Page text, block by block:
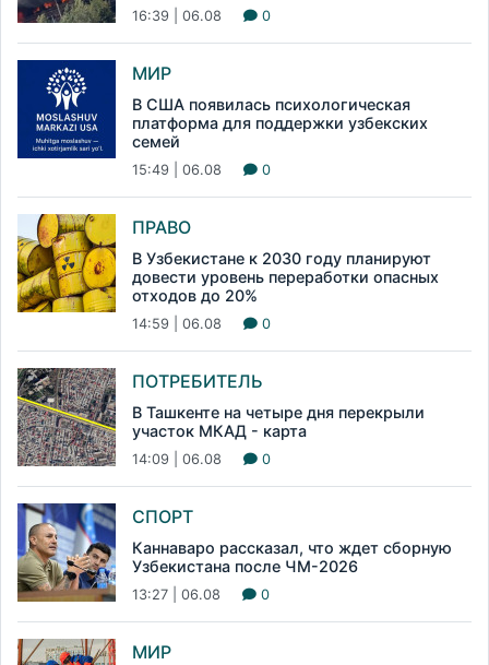
16:39 | 06.08 0
МИР
В США появилась психологическая
платформа для поддержки узбекских
семей
15:49 | 06.08 0
ПРАВО
В Узбекистане к 2030 году планируют
довести уровень переработки опасных
отходов до 20%
14:59 | 06.08 0
ПОТРЕБИТЕЛЬ
В Ташкенте на четыре дня перекрыли
участок МКАД - карта
14:09 | 06.08 0
СПОРТ
Каннаваро рассказал, что ждет сборную
Узбекистана после ЧМ-2026
13:27 | 06.08 0
МИР